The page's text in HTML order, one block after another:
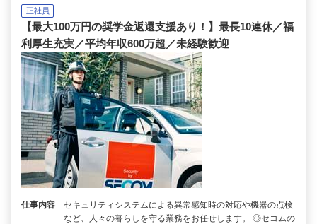
正社員
【最大100万円の奨学金返還支援あり！】最長10連休／福
利厚生充実／平均年収600万超／未経験歓迎
仕事内容
セキュリティシステムによる異常感知時の対応や機器の点検
など、人々の暮らしを守る業務をお任せします。 ◎セコムの